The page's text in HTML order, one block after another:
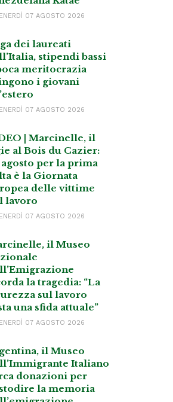
07 AGOSTO 2026
dei laureati
stipendi bassi
meritocrazia
i giovani
07 AGOSTO 2026
| Marcinelle, il
al Bois du Cazier:
agosto per la prima
è la Giornata
delle vittime
lavoro
07 AGOSTO 2026
il Museo
la tragedia: “La
sul lavoro
una sfida attuale”
07 AGOSTO 2026
il Museo
Italiano
donazioni per
la memoria